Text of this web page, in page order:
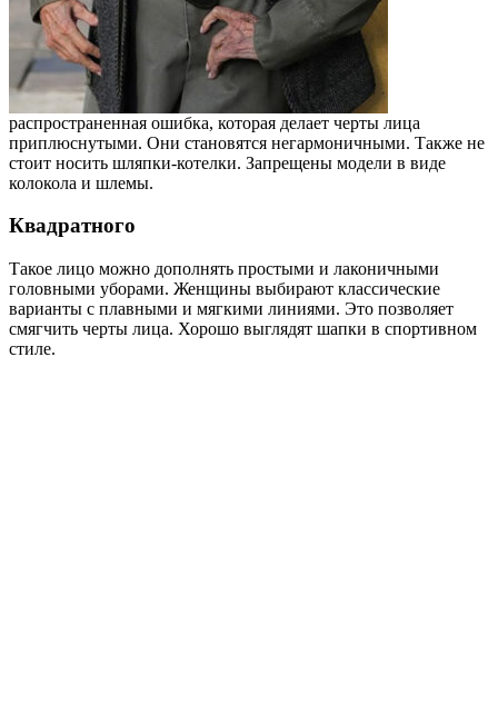
распространенная ошибка, которая делает черты лица
приплюснутыми. Они становятся негармоничными. Также не
стоит носить шляпки-котелки. Запрещены модели в виде
колокола и шлемы.
Квадратного
Такое лицо можно дополнять простыми и лаконичными
головными уборами. Женщины выбирают классические
варианты с плавными и мягкими линиями. Это позволяет
смягчить черты лица. Хорошо выглядят шапки в спортивном
стиле.